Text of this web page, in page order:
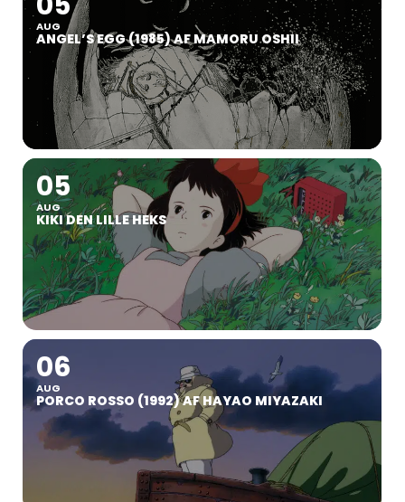
AUG
ANGEL’S EGG (1985) AF MAMORU OSHII
05
AUG
KIKI DEN LILLE HEKS
06
AUG
PORCO ROSSO (1992) AF HAYAO MIYAZAKI